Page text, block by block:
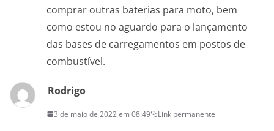
comprar outras baterias para moto, bem
como estou no aguardo para o lançamento
das bases de carregamentos em postos de
combustível.
Rodrigo
3 de maio de 2022 em 08:49 Link permanente